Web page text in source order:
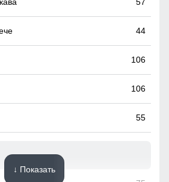
57
44
106
106
55
↓ Показать